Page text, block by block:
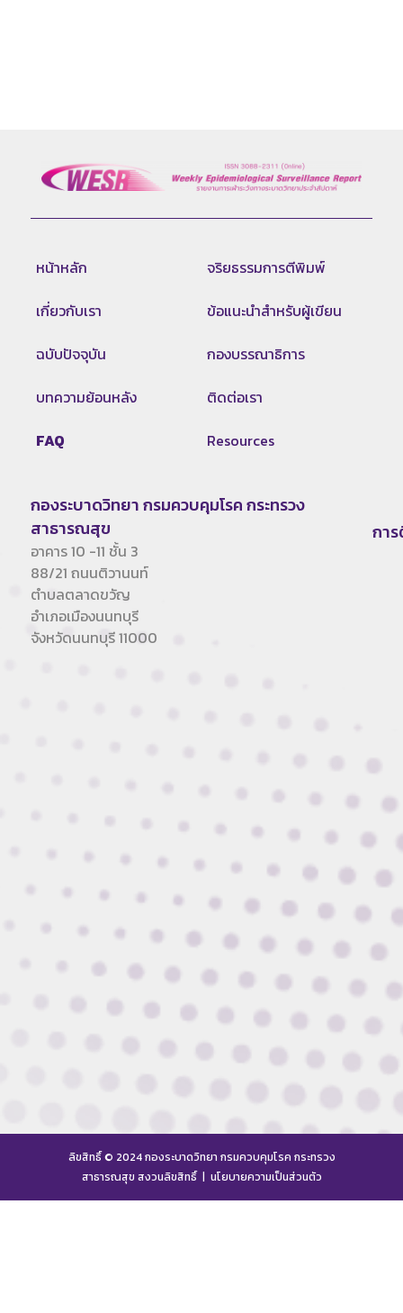
หน้าหลัก
เกี่ยวกับเรา
ฉบับปัจจุบัน
บทความย้อนหลัง
FAQ
จริยธรรมการตีพิมพ์
ข้อแนะนำสำหรับผู้เขียน
กองบรรณาธิการ
ติดต่อเรา
Resources
กองระบาดวิทยา กรมควบคุมโรค กระทรวง
สาธารณสุข
อาคาร 10 -11 ชั้น 3
88/21 ถนนติวานนท์
ตำบลตลาดขวัญ
อำเภอเมืองนนทบุรี
จังหวัดนนทบุรี 11000
กา
ลิขสิทธิ์ © 2024 กองระบาดวิทยา กรมควบคุมโรค กระทรวง
สาธารณสุข สงวนลิขสิทธิ์ | นโยบายความเป็นส่วนตัว